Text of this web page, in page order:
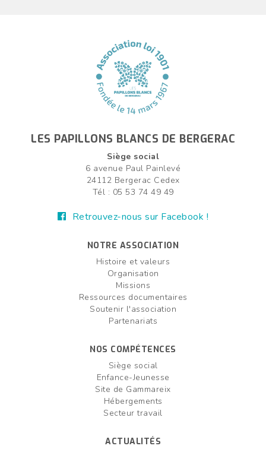
LES PAPILLONS BLANCS DE BERGERAC
Siège social
6 avenue Paul Painlevé
24112 Bergerac Cedex
Tél : 05 53 74 49 49
Retrouvez-nous sur Facebook !
NOTRE ASSOCIATION
Histoire et valeurs
Organisation
Missions
Ressources documentaires
Soutenir l'association
Partenariats
NOS COMPÉTENCES
Siège social
Enfance-Jeunesse
Site de Gammareix
Hébergements
Secteur travail
ACTUALITÉS